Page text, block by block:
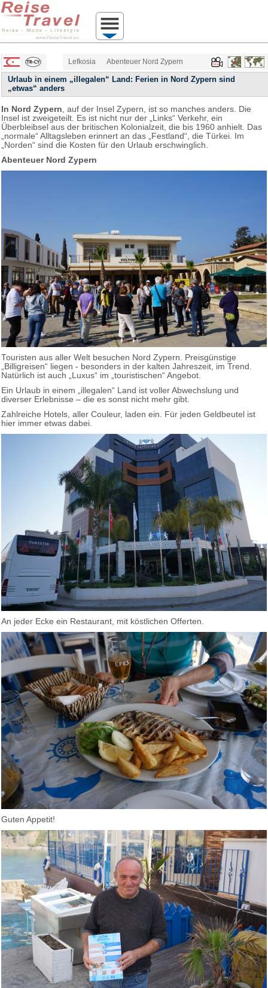
Lefkosia Abenteuer Nord Zypern
Urlaub in einem „illegalen“ Land: Ferien in Nord Zypern sind
„etwas“ anders
In Nord Zypern , auf der Insel Zypern, ist so manches anders. Die
Insel ist zweigeteilt. Es ist nicht nur der „Links“ Verkehr, ein
Überbleibsel aus der britischen Kolonialzeit, die bis 1960 anhielt. Das
„normale“ Alltagsleben erinnert an das „Festland“, die Türkei. Im
„Norden“ sind die Kosten für den Urlaub erschwinglich.
Abenteuer Nord Zypern
Touristen aus aller Welt besuchen Nord Zypern. Preisgünstige
„Billigreisen“ liegen - besonders in der kalten Jahreszeit, im Trend.
Natürlich ist auch „Luxus“ im „touristischen“ Angebot.
Ein Urlaub in einem „illegalen“ Land ist voller Abwechslung und
diverser Erlebnisse – die es sonst nicht mehr gibt.
Zahlreiche Hotels, aller Couleur, laden ein. Für jeden Geldbeutel ist
hier immer etwas dabei.
An jeder Ecke ein Restaurant, mit köstlichen Offerten.
Guten Appetit!